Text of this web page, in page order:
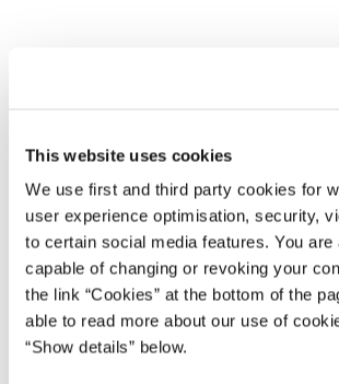
This website uses cookies
We use first and third party cookies for
user experience optimisation, security,
to certain social media features. You are
capable of changing or revoking your
the link “Cookies” at the bottom of the
able to read more about our use of
“Show details” below.
viser nye årstal fra
Målt på udvalgte indikatorer er der i
2015-30. juni 2016 sket et fald eller en
tvangsanvendelsen på 10 ud af 15
den foregående årsperiode, der strakte
30. juni 2015.
På landsplan er antallet af patienter, som